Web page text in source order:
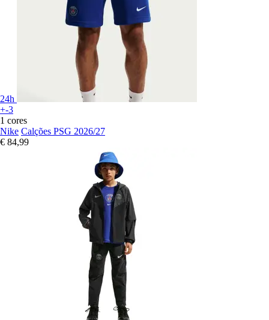
24h
+-3
1 cores
Nike Calções PSG 2026/27
€ 84,99